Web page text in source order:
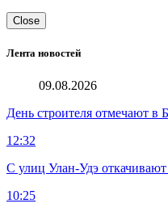
Close
Лента новостей
09.08.2026
День строителя отмечают в
12:32
С улиц Улан-Удэ
10:25